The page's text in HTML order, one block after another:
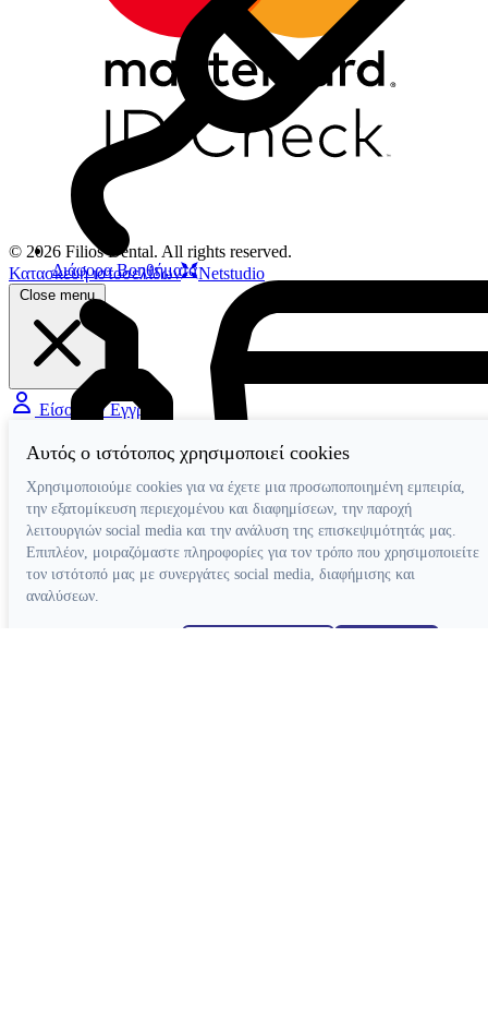
Διάφορα Βοηθήματα
© 2026 Filios Dental. All rights reserved.
Κατασκευή ιστοσελίδων
Netstudio
Close menu
Είσοδος / Εγγραφή
Αυτός ο ιστότοπος χρησιμοποιεί cookies
Χρησιμοποιούμε cookies για να έχετε μια προσωποποιημένη εμπειρία,
την εξατομίκευση περιεχομένου και διαφημίσεων, την παροχή
λειτουργιών social media και την ανάλυση της επισκεψιμότητάς μας.
Επιπλέον, μοιραζόμαστε πληροφορίες για τον τρόπο που χρησιμοποιείτε
τον ιστότοπό μας με συνεργάτες social media, διαφήμισης και
αναλύσεων.